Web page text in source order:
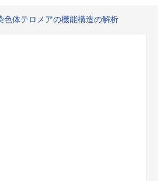
色体テロメアの機能構造の解析